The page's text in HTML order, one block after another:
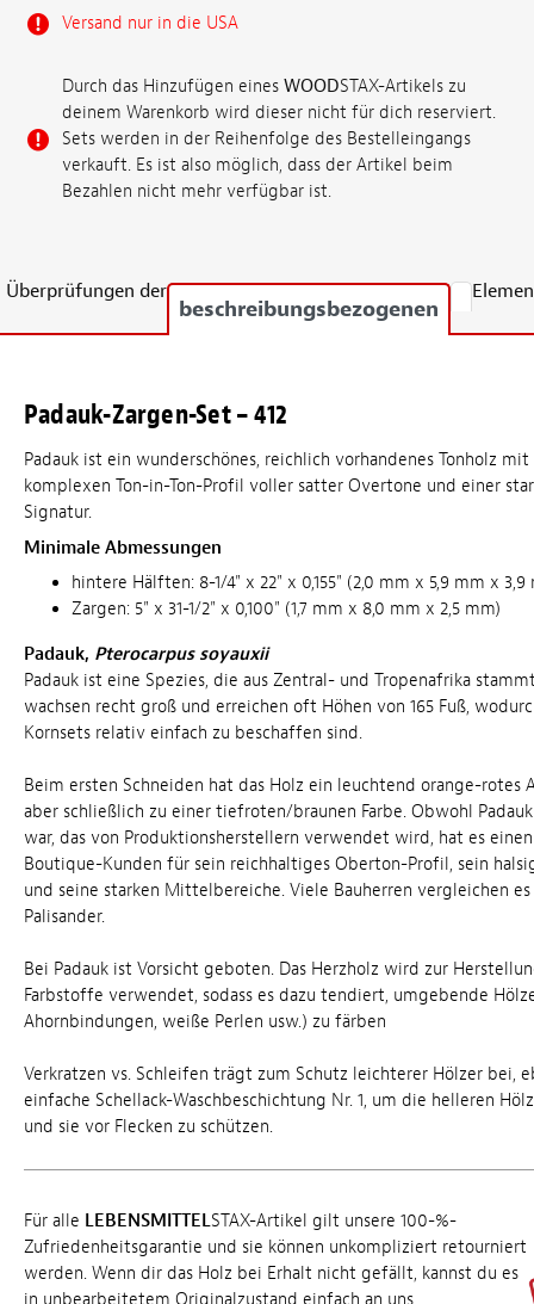
Versand nur in die USA
Durch das Hinzufügen eines WOODSTAX-Artikels zu
deinem Warenkorb wird dieser nicht für dich reserviert.
Sets werden in der Reihenfolge des Bestelleingangs
verkauft. Es ist also möglich, dass der Artikel beim
Bezahlen nicht mehr verfügbar ist.
Überprüfungen der
beschreibungsbezogenen
Padauk-Zargen-Set – 412
Padauk ist ein wunderschönes, reichlich vorhandenes Tonholz
komplexen Ton-in-Ton-Profil voller satter Overtone und einer
Signatur.
Minimale Abmessungen
hintere Hälften: 8-1/4" x 22" x 0,155" (2,0 mm x 5,9 mm x 3,9
Zargen: 5" x 31-1/2" x 0,100" (1,7 mm x 8,0 mm x 2,5 mm)
Padauk, Pterocarpus soyauxii
Padauk ist eine Spezies, die aus Zentral- und Tropenafrika
wachsen recht groß und erreichen oft Höhen von 165 Fuß,
Kornsets relativ einfach zu beschaffen sind.
Beim ersten Schneiden hat das Holz ein leuchtend orange-rotes
aber schließlich zu einer tiefroten/braunen Farbe. Obwohl
war, das von Produktionsherstellern verwendet wird, hat es
Boutique-Kunden für sein reichhaltiges Oberton-Profil, sein
und seine starken Mittelbereiche. Viele Bauherren vergleichen
Palisander.
Bei Padauk ist Vorsicht geboten. Das Herzholz wird zur
Farbstoffe verwendet, sodass es dazu tendiert, umgebende
Ahornbindungen, weiße Perlen usw.) zu färben
Verkratzen vs. Schleifen trägt zum Schutz leichterer Hölzer bei,
einfache Schellack-Waschbeschichtung Nr. 1, um die helleren
und sie vor Flecken zu schützen.
Für alle LEBENSMITTELSTAX-Artikel gilt unsere 100-%-
Zufriedenheitsgarantie und sie können unkompliziert retourniert
werden. Wenn dir das Holz bei Erhalt nicht gefällt, kannst du es